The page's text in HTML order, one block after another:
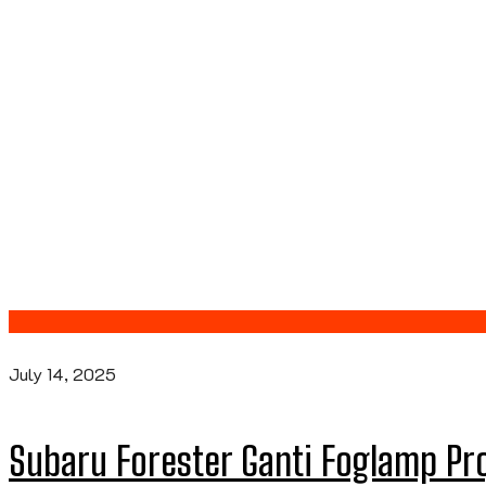
July 14, 2025
Subaru Forester Ganti Foglamp